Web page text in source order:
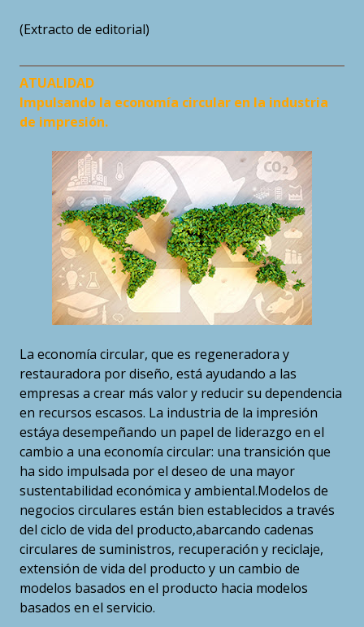
(Extracto de editorial)
ATUALIDAD
Impulsando la economía circular en la industria
de impresión.
La economía circular, que es regeneradora y
restauradora por diseño, está ayudando a las
empresas a crear más valor y reducir su dependencia
en recursos escasos. La industria de la impresión
estáya desempeñando un papel de liderazgo en el
cambio a una economía circular: una transición que
ha sido impulsada por el deseo de una mayor
sustentabilidad económica y ambiental.Modelos de
negocios circulares están bien establecidos a través
del ciclo de vida del producto,abarcando cadenas
circulares de suministros, recuperación y reciclaje,
extensión de vida del producto y un cambio de
modelos basados en el producto hacia modelos
basados en el servicio.